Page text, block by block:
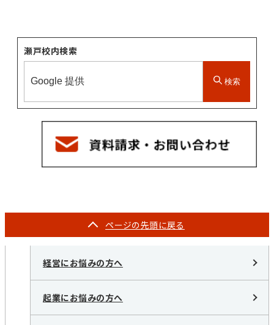
瀬戸校内検索
検索
ページの先頭に戻る
経営にお悩みの方へ
起業にお悩みの方へ